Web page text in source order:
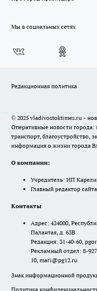
Мы в социальных сетях
Редакционная политика
© 2025 vladivostoktimes.ru -
Оперативные новости
транспорт, благоустройство,
информация о жизни города
О компании:
Учредитель: ИП
Главный редактор
Контакты
Адрес: 424000,
Палантая, д. 63В
Редакция: 31-40-60,
Рекламный отдел: 8-
10, mari@pg12.ru
Знак информационной
Политика